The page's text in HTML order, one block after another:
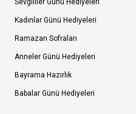
Kadınlar Günü Hediyeleri
Ramazan Sofraları
Anneler Günü Hediyeleri
Bayrama Hazırlık
Babalar Günü Hediyeleri